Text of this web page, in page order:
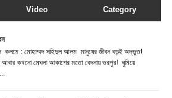
Video Category
কলমে : মোহাম্মদ সহিদুল আলম মানুষের জীবন বড়ই অদ্ভুত!
কখনো মেঘলা আকাশের মতো বেদনায় ভরপুর! ঘুমিয়ে